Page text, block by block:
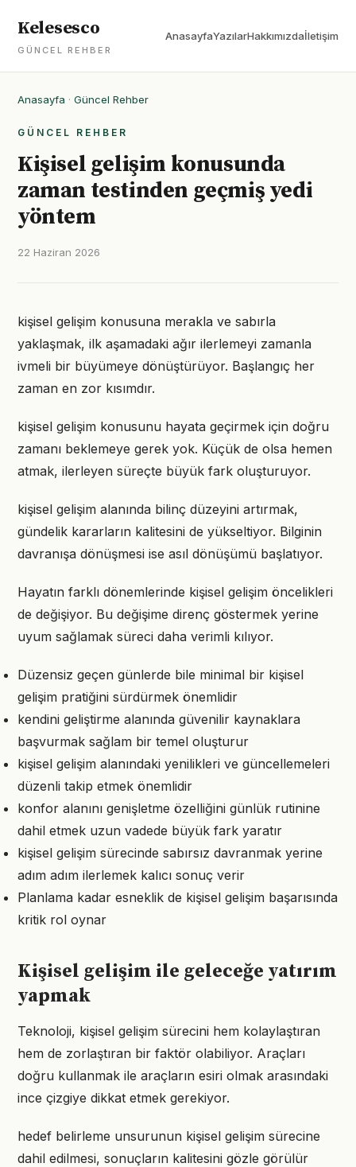
Kelesesco
GÜNCEL REHBER
AnasayfaYazılarHakkımızdaİletişim
Anasayfa · Güncel Rehber
GÜNCEL REHBER
Kişisel gelişim konusunda
zaman testinden geçmiş yedi
yöntem
22 Haziran 2026
kişisel gelişim konusuna merakla ve sabırla
yaklaşmak, ilk aşamadaki ağır ilerlemeyi zamanla
ivmeli bir büyümeye dönüştürüyor. Başlangıç her
zaman en zor kısımdır.
kişisel gelişim konusunu hayata geçirmek için doğru
zamanı beklemeye gerek yok. Küçük de olsa hemen
atmak, ilerleyen süreçte büyük fark oluşturuyor.
kişisel gelişim alanında bilinç düzeyini artırmak,
gündelik kararların kalitesini de yükseltiyor. Bilginin
davranışa dönüşmesi ise asıl dönüşümü başlatıyor.
Hayatın farklı dönemlerinde kişisel gelişim öncelikleri
de değişiyor. Bu değişime direnç göstermek yerine
uyum sağlamak süreci daha verimli kılıyor.
Düzensiz geçen günlerde bile minimal bir kişisel
gelişim pratiğini sürdürmek önemlidir
kendini geliştirme alanında güvenilir kaynaklara
başvurmak sağlam bir temel oluşturur
kişisel gelişim alanındaki yenilikleri ve güncellemeleri
düzenli takip etmek önemlidir
konfor alanını genişletme özelliğini günlük rutinine
dahil etmek uzun vadede büyük fark yaratır
kişisel gelişim sürecinde sabırsız davranmak yerine
adım adım ilerlemek kalıcı sonuç verir
Planlama kadar esneklik de kişisel gelişim başarısında
kritik rol oynar
Kişisel gelişim ile geleceğe yatırım
yapmak
Teknoloji, kişisel gelişim sürecini hem kolaylaştıran
hem de zorlaştıran bir faktör olabiliyor. Araçları
doğru kullanmak ile araçların esiri olmak arasındaki
ince çizgiye dikkat etmek gerekiyor.
hedef belirleme unsurunun kişisel gelişim sürecine
dahil edilmesi, sonuçların kalitesini gözle görülür